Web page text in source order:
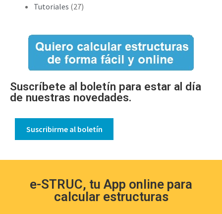
Tutoriales (27)
Suscríbete al boletín para estar al día
de nuestras novedades.
Suscribirme al boletín
e-STRUC, tu App online para
calcular estructuras